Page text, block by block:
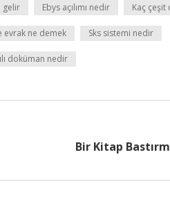
gelir Ebys açılımı nedir Kaç çeşit
evrak ne demek Sks sistemi nedir
doküman nedir
Bir Kitap